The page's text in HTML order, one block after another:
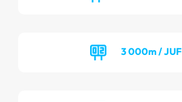
3 000m / JUF